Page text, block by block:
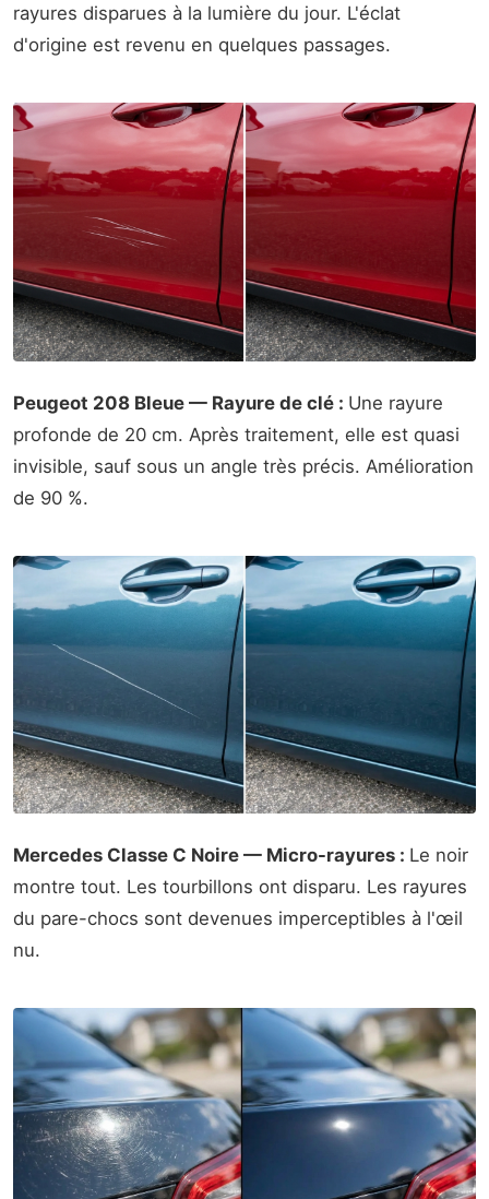
rayures disparues à la lumière du jour. L'éclat
d'origine est revenu en quelques passages.
Peugeot 208 Bleue — Rayure de clé : Une rayure
profonde de 20 cm. Après traitement, elle est quasi
invisible, sauf sous un angle très précis. Amélioration
de 90 %.
Mercedes Classe C Noire — Micro-rayures : Le noir
montre tout. Les tourbillons ont disparu. Les rayures
du pare-chocs sont devenues imperceptibles à l'œil
nu.